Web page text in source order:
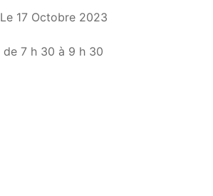
Le 17 Octobre 2023
de 7 h 30 à 9 h 30